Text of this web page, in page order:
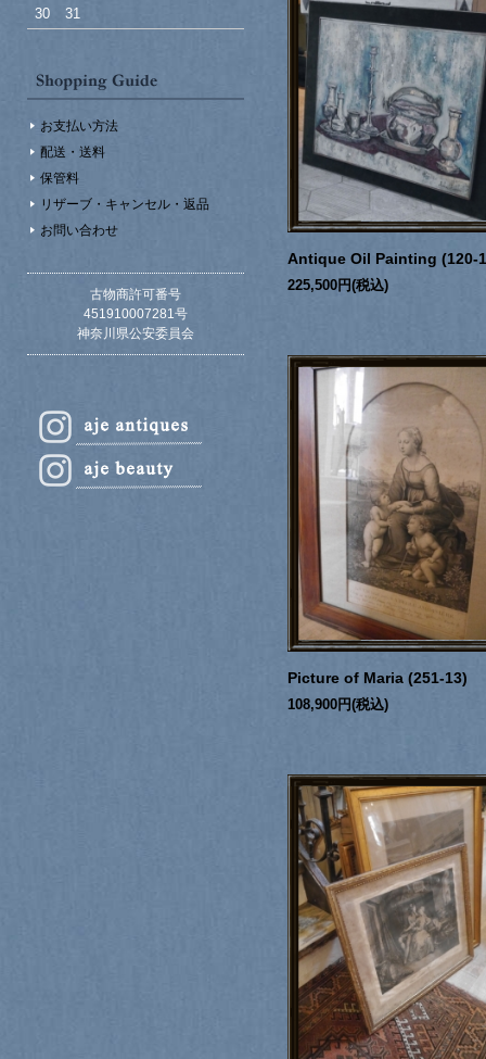
30
31
お支払い方法
配送・送料
保管料
リザーブ・キャンセル・返品
お問い合わせ
古物商許可番号
451910007281号
神奈川県公安委員会
Antique Oil Painting (120-
225,500円(税込)
Picture of Maria (251-13)
108,900円(税込)